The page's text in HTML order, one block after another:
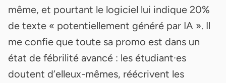
même, et pourtant le logiciel lui indique 20%
de texte « potentiellement généré par IA ». Il
me confie que toute sa promo est dans un
état de fébrilité avancé : les étudiant·es
doutent d’elleux-mêmes, réécrivent les